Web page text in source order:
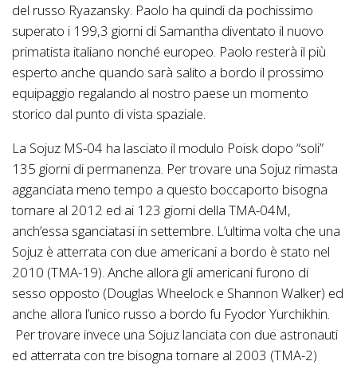
del russo Ryazansky. Paolo ha quindi da pochissimo
superato i 199,3 giorni di Samantha diventato il nuovo
primatista italiano nonché europeo. Paolo resterà il più
esperto anche quando sarà salito a bordo il prossimo
equipaggio regalando al nostro paese un momento
storico dal punto di vista spaziale.
La Sojuz MS-04 ha lasciato il modulo Poisk dopo “soli”
135 giorni di permanenza. Per trovare una Sojuz rimasta
agganciata meno tempo a questo boccaporto bisogna
tornare al 2012 ed ai 123 giorni della TMA-04M,
anch’essa sganciatasi in settembre. L’ultima volta che una
Sojuz è atterrata con due americani a bordo è stato nel
2010 (TMA-19). Anche allora gli americani furono di
sesso opposto (Douglas Wheelock e Shannon Walker) ed
anche allora l’unico russo a bordo fu Fyodor Yurchikhin.
Per trovare invece una Sojuz lanciata con due astronauti
ed atterrata con tre bisogna tornare al 2003 (TMA-2)